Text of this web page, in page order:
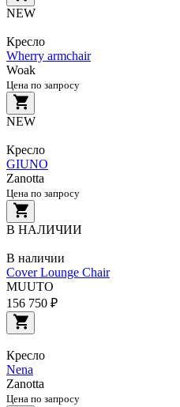
NEW
Кресло
Wherry armchair
Woak
Цена по запросу
NEW
Кресло
GIUNO
Zanotta
Цена по запросу
В НАЛИЧИИ
В наличии
Cover Lounge Chair
MUUTO
156 750 ₽
Кресло
Nena
Zanotta
Цена по запросу